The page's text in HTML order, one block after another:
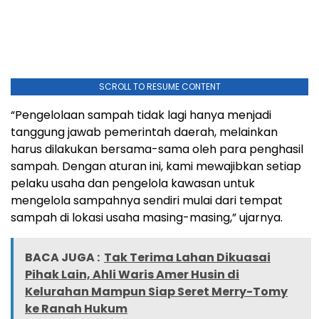
SCROLL TO RESUME CONTENT
“Pengelolaan sampah tidak lagi hanya menjadi
tanggung jawab pemerintah daerah, melainkan
harus dilakukan bersama-sama oleh para penghasil
sampah. Dengan aturan ini, kami mewajibkan setiap
pelaku usaha dan pengelola kawasan untuk
mengelola sampahnya sendiri mulai dari tempat
sampah di lokasi usaha masing-masing,” ujarnya.
BACA JUGA : Tak Terima Lahan Dikuasai
Pihak Lain, Ahli Waris Amer Husin di
Kelurahan Mampun Siap Seret Merry-Tomy
ke Ranah Hukum